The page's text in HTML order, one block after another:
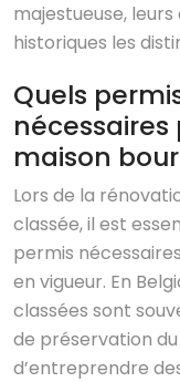
majestueuse,
historiques les
Quels
maison
Lors de la
classée, il est
permis
en vigueur. En
classées sont
de préservation
d’entreprendre